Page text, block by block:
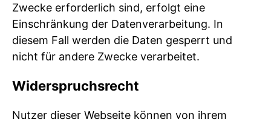
Zwecke erforderlich sind, erfolgt eine
Einschränkung der Datenverarbeitung. In
diesem Fall werden die Daten gesperrt und
nicht für andere Zwecke verarbeitet.
Widerspruchsrecht
Nutzer dieser Webseite können von ihrem